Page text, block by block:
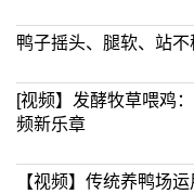
鸭子摇头、腿软、站
[视频】发酵牧草喂鸡
频新乐章
【视频】传统养鸭场